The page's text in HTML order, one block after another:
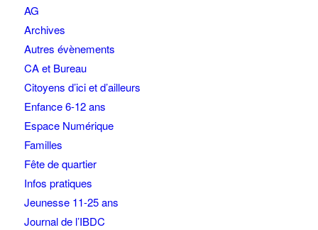
AG
Archives
Autres évènements
CA et Bureau
Citoyens d’ici et d’ailleurs
Enfance 6-12 ans
Espace Numérique
Familles
Fête de quartier
Infos pratiques
Jeunesse 11-25 ans
Journal de l’IBDC